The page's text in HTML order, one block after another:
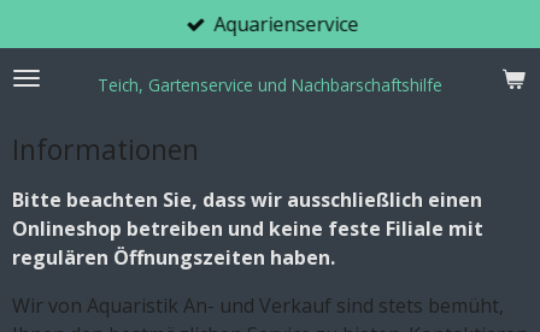
Hauptinhalt
springen
Teich, Gartenservice und Nachbarschaftshilfe
Aquarienservice
Informationen
Bitte beachten Sie, dass wir ausschließlich einen
Onlineshop betreiben und keine feste Filiale mit
regulären Öffnungszeiten haben.
Wir von Aquaristik An- und Verkauf sind stets bemüht,